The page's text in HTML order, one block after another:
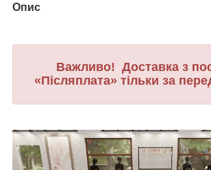
Опис
Важливо! Доставка з
«Післяплата» тільки за